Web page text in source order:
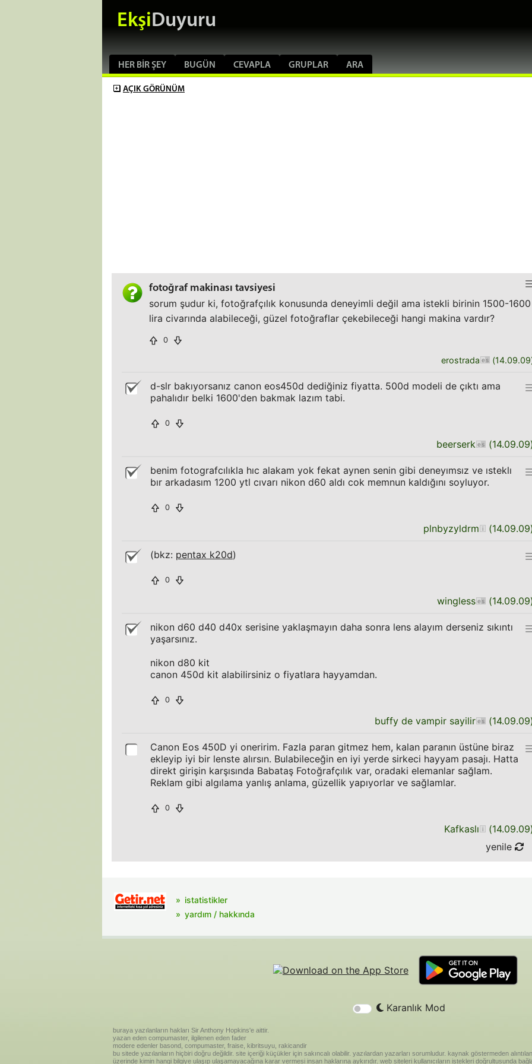
EkşiDuyuru
HER BIR ŞEY BUGÜN CEVAPLA GRUPLAR ARA
AÇIK GÖRÜNÜM
fotoğraf makinası tavsiyesi
sorum şudur ki, fotoğrafçılık konusunda deneyimli değil ama istekli birinin 1500-1600
lira civarında alabileceği, güzel fotoğraflar çekebileceği hangi makina vardır?
0
erostrada (14.09.09
d-slr bakıyorsanız canon eos450d dediğiniz fiyatta. 500d modeli de çıktı ama
pahalıdır belki 1600'den bakmak lazım tabi.
0
beerserk (14.09.09
benim fotografcılıkla hıc alakam yok fekat aynen senin gibi deneyımsız ve ısteklı
bır arkadasım 1200 ytl cıvarı nikon d60 aldı cok memnun kaldığını soyluyor.
0
plnbyzyldrm (14.09.09
(bkz: pentax k20d)
0
wingless (14.09.09
nikon d60 d40 d40x serisine yaklaşmayın daha sonra lens alayım derseniz sıkıntı
yaşarsınız.
nikon d80 kit
canon 450d kit alabilirsiniz o fiyatlara hayyamdan.
0
buffy de vampir sayilir (14.09.09
Canon Eos 450D yi oneririm. Fazla paran gitmez hem, kalan paranın üstüne biraz
ekleyip iyi bir lenste alırsın. Bulabileceğin en iyi yerde sirkeci hayyam pasajı. Hatta
direkt girişin karşısında Babataş Fotoğrafçılık var, oradaki elemanlar sağlam.
Reklam gibi algılama yanlış anlama, güzellik yapıyorlar ve sağlamlar.
0
Kafkaslı (14.09.09
yenile
istatistikler
yardım / hakkında
Karanlık Mod
buraya yazılanların hakları Sir Anthony Hopkins'e aittir.
yazan eden compumaster, ilgilenen eden fader
modere edenler basond, compumaster, fraise, kibritsuyu, rakicandir
bu sitede yazılanların hiçbiri doğru değildir. site içeriği küçükler için sakıncalı olabilir. yazılardan yazarları sorumludur. kaynak göstermeden
üzerinde kimin hangi bilgiye ulaşıp ulaşamayacağına karar vermesi insan haklarına aykırıdır. web siteleri kullanıcıların istekleri doğrultusunda